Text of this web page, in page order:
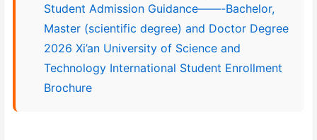
Student Admission Guidance——-Bachelor,
Master (scientific degree) and Doctor Degree
2026 Xi’an University of Science and
Technology International Student Enrollment
Brochure